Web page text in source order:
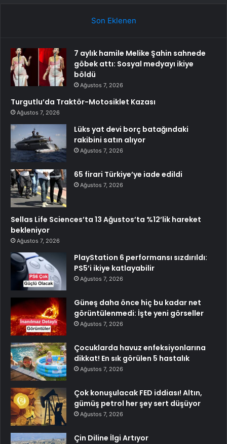
Son Eklenen
7 aylık hamile Melike Şahin sahnede
göbek attı: Sosyal medyayı ikiye
böldü
Ağustos 7, 2026
Turgutlu’da Traktör-Motosiklet Kazası
Ağustos 7, 2026
Lüks yat devi borç batağındaki
rakibini satın alıyor
Ağustos 7, 2026
65 firari Türkiye’ye iade edildi
Ağustos 7, 2026
Sellas Life Sciences’ta 13 Ağustos’ta %12’lik hareket
bekleniyor
Ağustos 7, 2026
PlayStation 6 performansı sızdırıldı:
PS5’i ikiye katlayabilir
Ağustos 7, 2026
Güneş daha önce hiç bu kadar net
görüntülenmedi: İşte yeni görseller
Ağustos 7, 2026
Çocuklarda havuz enfeksiyonlarına
dikkat! En sık görülen 5 hastalık
Ağustos 7, 2026
Çok konuşulacak FED iddiası! Altın,
gümüş petrol her şey sert düşüyor
Ağustos 7, 2026
Çin Diline İlgi Artıyor